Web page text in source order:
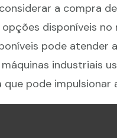
a compra de
disponíveis
pode atender
industriais
pode impulsionar